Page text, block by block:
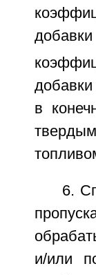
в
6.
и/или